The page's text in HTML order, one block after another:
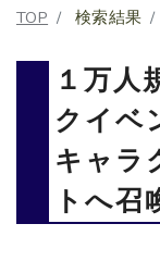
TOP 検索結果
１万人
クイベ
キャラ
トへ召